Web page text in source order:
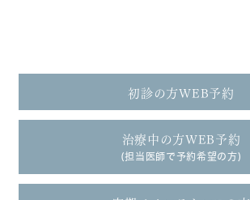
初診の方WEB予約
治療中の方WEB予約
(担当医師で予約希望の方)